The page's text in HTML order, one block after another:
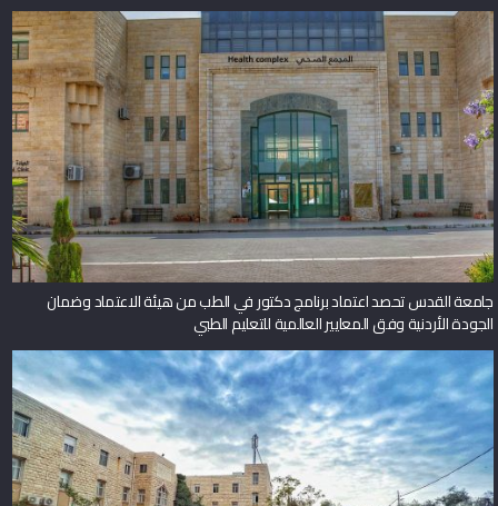
جامعة القدس تحصد اعتماد برنامج دكتور في الطب من هيئة الاعتماد وضمان
الجودة الأردنية وفق المعايير العالمية للتعليم الطبي